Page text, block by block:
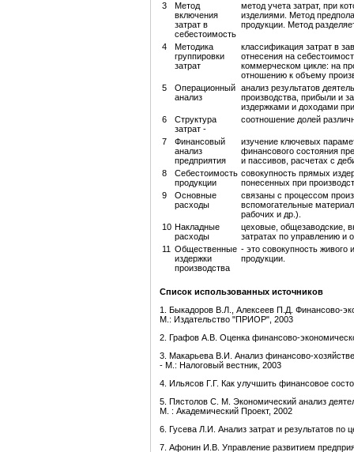
3
Метод
включения
затрат в
себестоимость
метод учета затрат, при
изделиями. Метод
продукции. Метод
4
Методика
группировки
затрат
классификация затрат в
отнесения на
коммерческом цикле: на
отношению к объему
5
Операционный
анализ
анализ результатов
производства, прибыли и
издержками и доходами
6
Структура
затрат -
соотношение долей
7
Финансовый
анализ
предприятия
изучение ключевых
финансового состояния
и пассивов, расчетах с
8
Себестоимость
продукции
совокупность прямых
понесенных при
9
Основные
расходы
связаны с процессом
вспомогательные
рабочих и др.).
10 Накладные
расходы
цеховые, общезаводские,
затратах по управлению и
11 Общественные
издержки
производства
- это совокупность
продукции.
Список использованных источников
1. Быкадоров В.Л., Алексеев П.Д. Финансово-
М.: Издательство "ПРИОР", 2003
2. Графов А.В. Оценка финансово-
3. Макарьева В.И. Анализ финансово-
- М.: Налоговый вестник, 2003
4. Ильясов Г.Г. Как улучшить финансовое
5. Пястолов С. М. Экономический анализ
М. : Академический Проект, 2002
6. Гусева Л.И. Анализ затрат и результатов по
7. Афонин И.В. Управление развитием